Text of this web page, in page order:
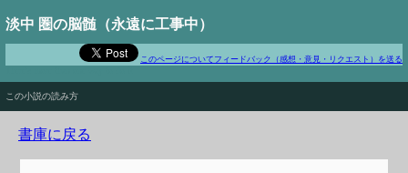
淡中 圏の脳髄（永遠に工事中）
このページについてフィードバック（感想・意見・リクエスト）を送る
この小説の読み方
書庫に戻る